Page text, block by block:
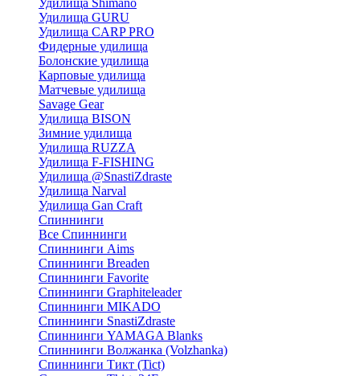
Удилища Shimano
Удилища GURU
Удилища CARP PRO
Фидерные удилища
Болонские удилища
Карповые удилища
Матчевые удилища
Savage Gear
Удилища BISON
Зимние удилища
Удилища RUZZA
Удилища F-FISHING
Удилища @SnastiZdraste
Удилища Narval
Удилища Gan Craft
Спиннинги
Все Спиннинги
Спиннинги Aims
Спиннинги Breaden
Спиннинги Favorite
Спиннинги Graphiteleader
Спиннинги MIKADO
Спиннинги SnastiZdraste
Спиннинги YAMAGA Blanks
Спиннинги Волжанка (Volzhanka)
Спиннинги Тикт (Tict)